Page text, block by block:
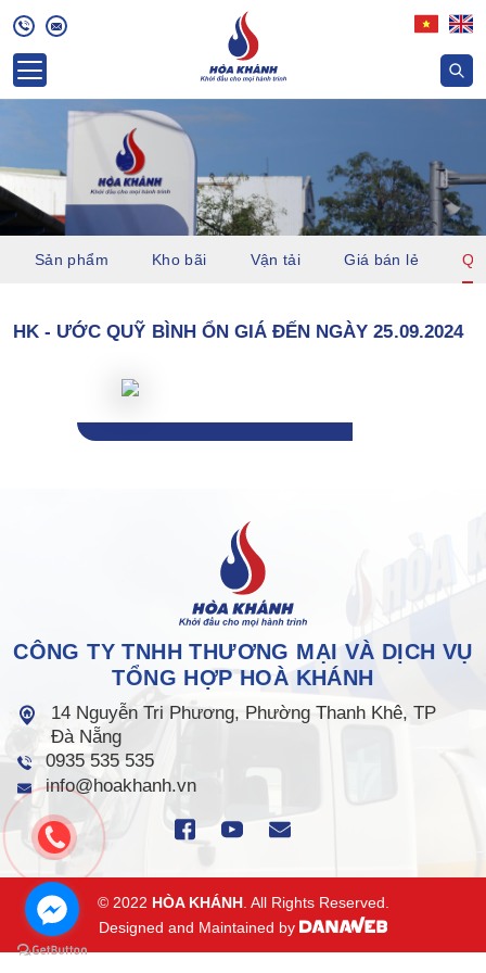
Sản phẩm Kho bãi Vận tải Giá bán lẻ
HK - ƯỚC QUỸ BÌNH ỔN GIÁ ĐẾN NGÀY 25.09.2024
CÔNG TY TNHH THƯƠNG MẠI VÀ DỊCH VỤ
TỔNG HỢP HOÀ KHÁNH
14 Nguyễn Tri Phương, Phường Thanh Khê, TP
Đà Nẵng
0935 535 535
info@hoakhanh.vn
© 2022 HÒA KHÁNH. All Rights Reserved.
Designed and Maintained by